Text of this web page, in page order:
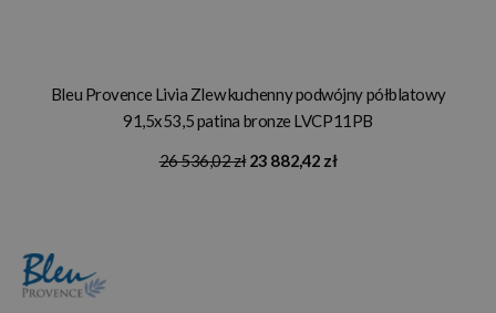
Bleu Provence Livia Zlew kuchenny podwójny półblatowy
91,5x53,5 patina bronze LVCP11PB
26 536,02 zł 23 882,42 zł